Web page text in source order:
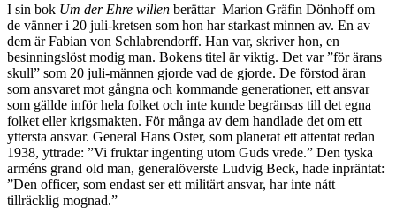
I sin bok Um der Ehre willen berättar Marion Gräfin Dönhoff om
de vänner i 20 juli-kretsen som hon har starkast minnen av. En av
dem är Fabian von Schlabrendorff. Han var, skriver hon, en
besinningslöst modig man. Bokens titel är viktig. Det var ”för ärans
skull” som 20 juli-männen gjorde vad de gjorde. De förstod äran
som ansvaret mot gångna och kommande generationer, ett ansvar
som gällde inför hela folket och inte kunde begränsas till det egna
folket eller krigsmakten. För många av dem handlade det om ett
yttersta ansvar. General Hans Oster, som planerat ett attentat redan
1938, yttrade: ”Vi fruktar ingenting utom Guds vrede.” Den tyska
arméns grand old man, generalöverste Ludvig Beck, hade inpräntat:
”Den officer, som endast ser ett militärt ansvar, har inte nått
tillräcklig mognad.”